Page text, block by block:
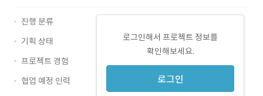
로그인해서 프로젝트 정보를
확인해보세요.
로그인
진행 분류
기획 상태
프로젝트 경험
협업 예정 인력